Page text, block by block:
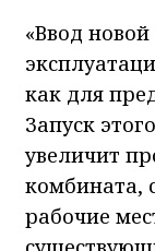
«Ввод
как для
Запуск
увеличит
комбината,
рабочие